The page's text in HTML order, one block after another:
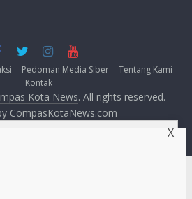
X
Pedoman Media Siber
Tentang Kami
Kontak
Kota News. All rights reserved.
CompasKotaNews.com